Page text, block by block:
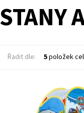
STANY
Řadit dle: 5položek
Dostupnost: Skladem
8815